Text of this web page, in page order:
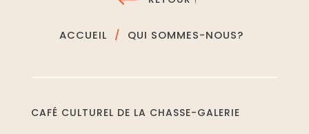
ACCUEIL QUI SOMMES-NOUS?
CAFÉ CULTUREL DE LA CHASSE-GALERIE